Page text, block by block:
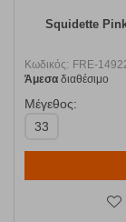
Squidette
Κωδικός: FRE-
Άμεσα διαθέσιμο
Μέγεθος:
33